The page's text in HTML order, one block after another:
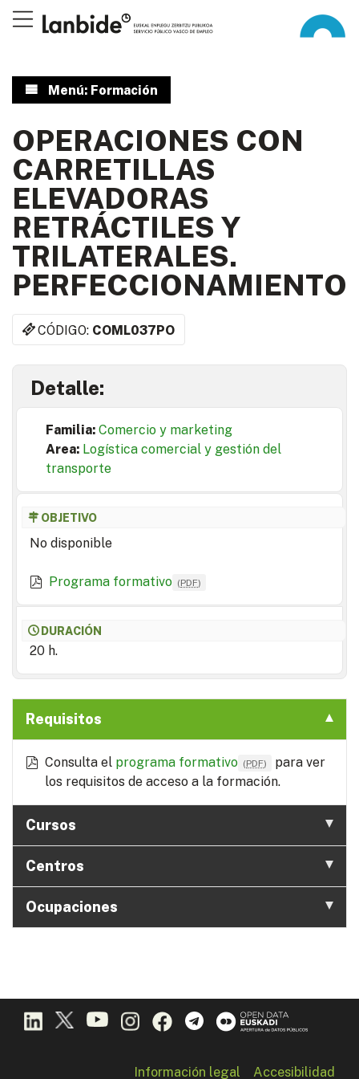
Menú: Formación
OPERACIONES CON
CARRETILLAS
ELEVADORAS
RETRÁCTILES Y
TRILATERALES.
PERFECCIONAMIENTO
CÓDIGO: COML037PO
Detalle:
Familia: Comercio y marketing
Area: Logística comercial y gestión del
transporte
OBJETIVO
No disponible
Programa formativo (PDF)
DURACIÓN
20 h.
Requisitos
Consulta el programa formativo (PDF)
para ver
los requisitos de acceso a la formación.
Cursos
Centros
Ocupaciones
Información legal Accesibilidad